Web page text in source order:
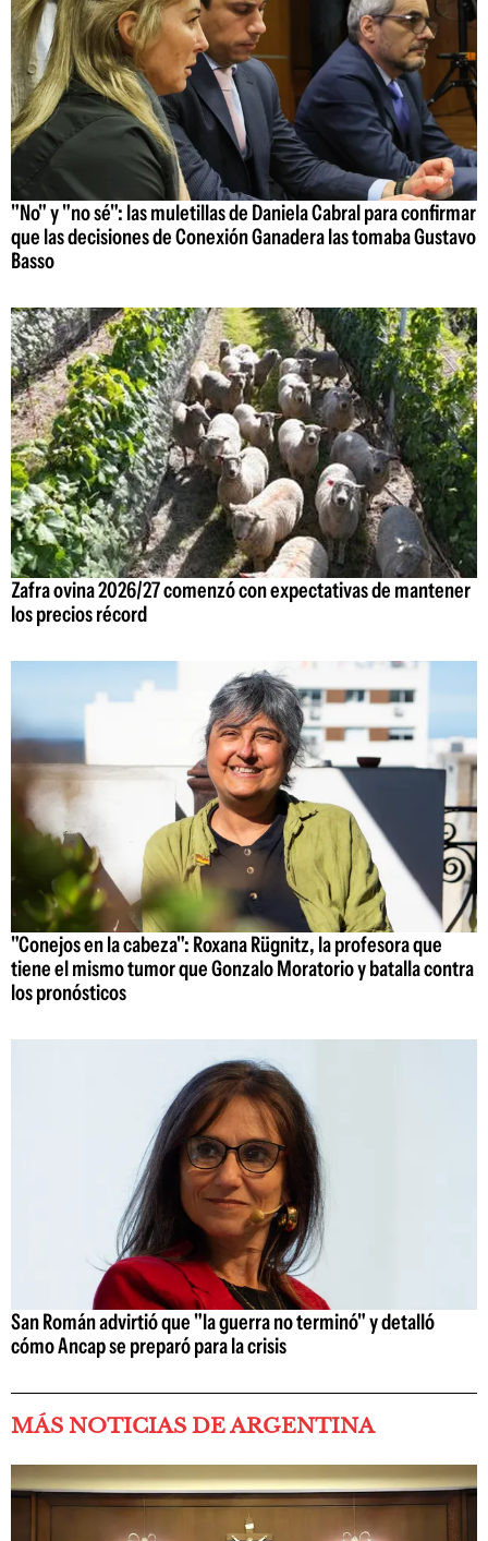
"No" y "no sé": las muletillas de Daniela Cabral para confirmar
que las decisiones de Conexión Ganadera las tomaba Gustavo
Basso
Zafra ovina 2026/27 comenzó con expectativas de mantener
los precios récord
"Conejos en la cabeza": Roxana Rügnitz, la profesora que
tiene el mismo tumor que Gonzalo Moratorio y batalla contra
los pronósticos
San Román advirtió que "la guerra no terminó" y detalló
cómo Ancap se preparó para la crisis
MÁS NOTICIAS DE ARGENTINA